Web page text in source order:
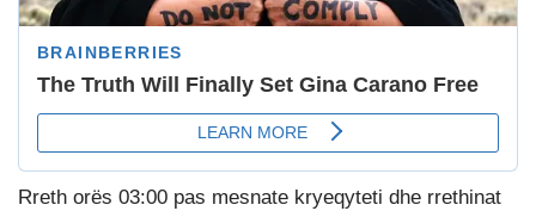
Rreth orës 03:00 pas mesnate kryeqyteti dhe rrethinat